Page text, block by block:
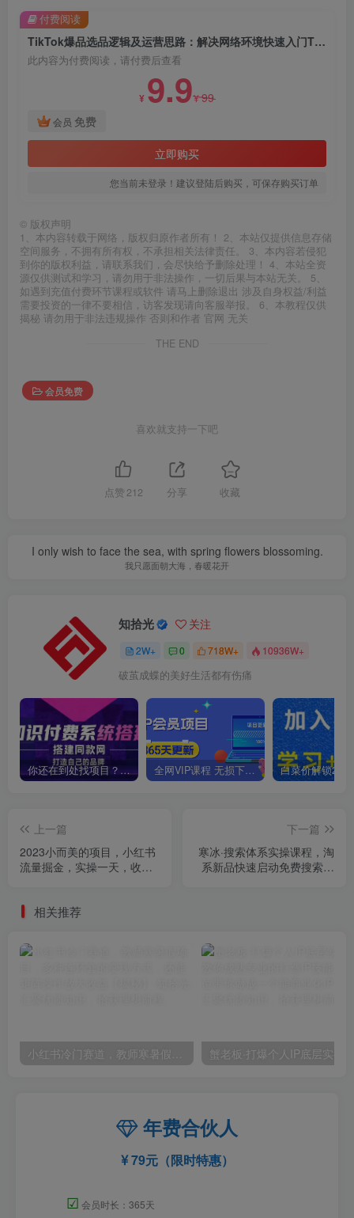
TikTok爆品选品逻辑及运营思路：解决网络环境快速入门TikTok
此内容为付费阅读，请付费后查看
¥ 9.9¥99
会员 免费
立即购买
您当前未登录！建议登陆后购买，可保存购买订单
付费阅读
© 版权声明
1、本内容转载于网络，版权归原作者所有！ 2、本站仅提供信息存储
空间服务，不拥有所有权，不承担相关法律责任。 3、本内容若侵犯
到你的版权利益，请联系我们，会尽快给予删除处理！ 4、本站全资
源仅供测试和学习，请勿用于非法操作，一切后果与本站无关。 5、
如遇到充值付费环节课程或软件 请马上删除退出 涉及自身权益/利益
需要投资的一律不要相信，访客发现请向客服举报。 6、本教程仅供
揭秘 请勿用于非法违规操作 否则和作者 官网 无关
THE END
会员免费
喜欢就支持一下吧
点赞 212 分享 收藏
I only wish to face the sea, with spring flowers blossoming.
我只愿面朝大海，春暖花开
知拾光 关注
2W+ 0 718W+ 10936W+
破茧成蝶的美好生活都有伤痛
你还在到处找项目？还在当韭菜？我靠卖项目一个月收入5万+，曾经我也是个失败者。 全网VIP课程 无损下载~
上一篇
2023小而美的项目，小红书
流量掘金，实操一天，收益
下一篇
寒冰·搜索体系实操课程，淘
系新品快速启动免费搜索流
相关推荐
小红书冷门赛道，教师寒暑假项目，多种连环套的变现方式，还能矩阵操作放大收益【揭秘】
年费合伙人
79元（限时特惠）
☑ 会员时长：365天